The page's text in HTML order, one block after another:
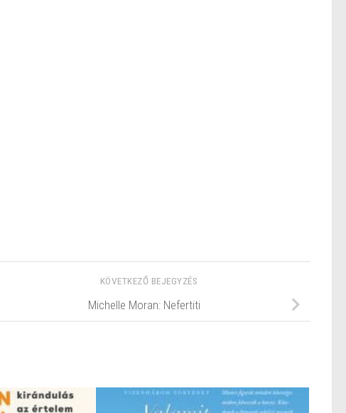
KÖVETKEZŐ BEJEGYZÉS
Michelle Moran: Nefertiti